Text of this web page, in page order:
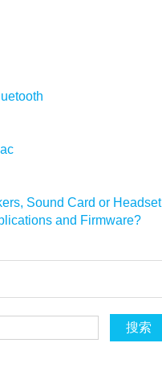
Sound Card or Headset
and Firmware?
搜索